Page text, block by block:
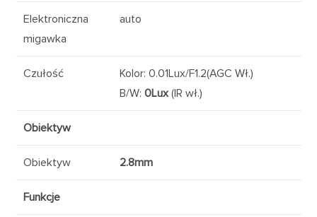
Elektroniczna
migawka
auto
Czułość
Kolor: 0.01Lux/F1.2(AGC Wł.)
B/W: 0Lux(IR wł.)
Obiektyw
Obiektyw 2.8mm
Funkcje